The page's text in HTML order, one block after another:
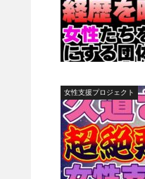
女性支援プロジェクト